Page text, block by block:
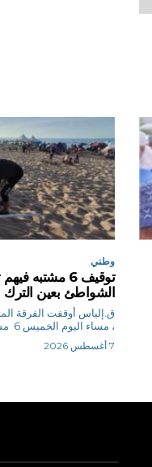
وطني
توقيف 6 مشتبه
الشواطئ بعين الترك
ق.إلياس أوقفت
، مساء اليوم الخميس 6 مشتبه فيهم...
7 أغسطس 2026